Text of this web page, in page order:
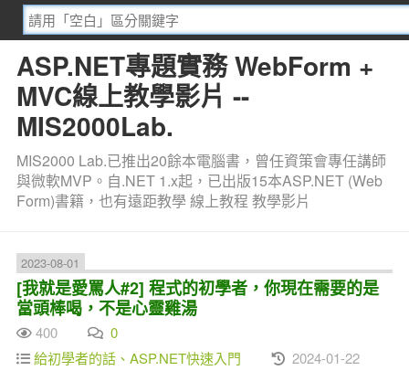
ASP.NET專題實務 WebForm +
MVC線上教學影片 --
MIS2000Lab.
MIS2000 Lab.已推出20餘本電腦書，曾任資策會專任講師
與微軟MVP。自.NET 1.x起，已出版15本ASP.NET (Web
Form)書籍，也有遠距教學 線上教程 教學影片
2023-08-01
[我就是愛罵人#2] 程式的初學者，你現在需要的是
當頭棒喝，不是心靈雞湯
400
0
給初學者的話、ASP.NET快速入門
2024-01-22